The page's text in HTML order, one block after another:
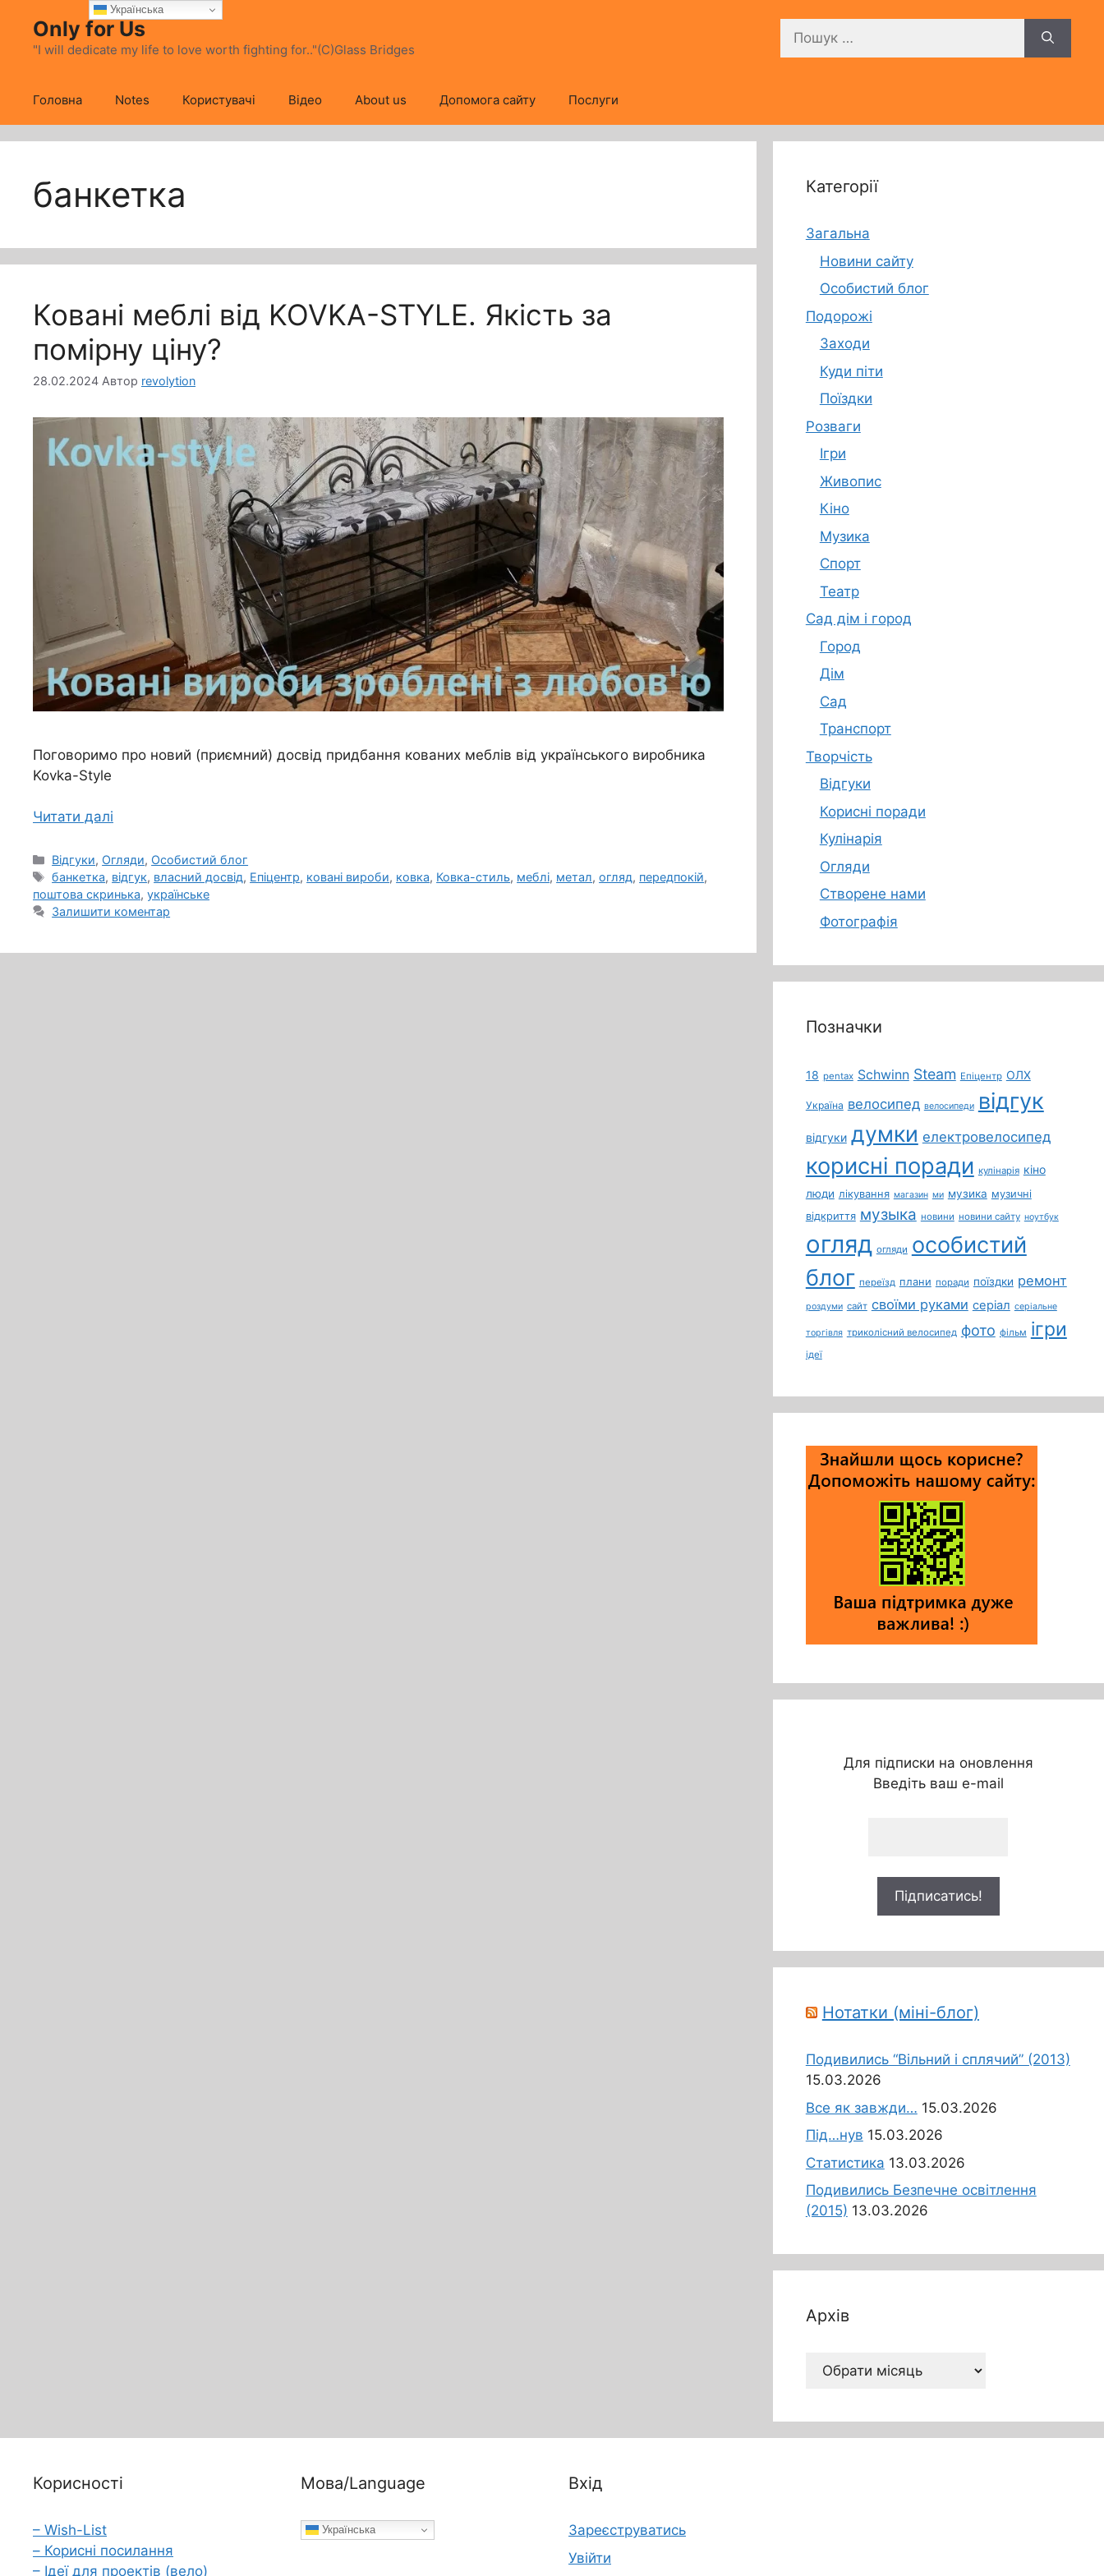
вмісту
Only for Us
"I will dedicate my life to love worth fighting for.."(C)Glass Bridges
Головна Notes Користувачі Відео About us Допомога сайту Послуги
банкетка
Ковані меблі від KOVKA-STYLE. Якість за
помірну ціну?
28.02.2024 Автор revolytion
Поговоримо про новий (приємний) досвід придбання кованих меблів від українського виробника
Kovka-Style
Читати далі
Категорії
Відгуки, Огляди, Особистий блог
Позначки
банкетка, відгук, власний досвід, Епіцентр, ковані вироби, ковка, Ковка-стиль, меблі, метал,огляд, передпокій,
поштова скринька, українське
Залишити коментар
Категорії
Загальна
Новини сайту
Особистий блог
Подорожі
Заходи
Куди піти
Поїздки
Розваги
Ігри
Живопис
Кіно
Музика
Спорт
Театр
Сад дім і город
Город
Дім
Сад
Транспорт
Творчість
Відгуки
Корисні поради
Кулінарія
Огляди
Створене нами
Фотографія
Позначки
18 pentax Schwinn Steam Епіцентр ОЛХ
Україна велосипед велосипеди відгук
відгуки думки електровелосипед
корисні поради кулінарія кіно
люди лікування магазин ми музика музичні
відкриття музыка новини новини сайту ноутбук
огляд огляди особистий
блог переїзд плани поради поїздки ремонт
роздуми сайт своїми руками серіал серіальне
торгівля триколісний велосипед фото фільм ігри
ідеї
Для підписки на оновлення
Введіть ваш e-mail
Нотатки (міні-блог)
Подивились “Вільний і сплячий” (2013)
15.03.2026
Все як завжди… 15.03.2026
Під…нув 15.03.2026
Статистика 13.03.2026
Подивились Безпечне освітлення
(2015) 13.03.2026
Архів
Архів
Корисності
– Wish-List
– Корисні посилання
– Ідеї для проектів (вело)
Мова/Language
Українська
Вхід
Зареєструватись
Увійти
Українська